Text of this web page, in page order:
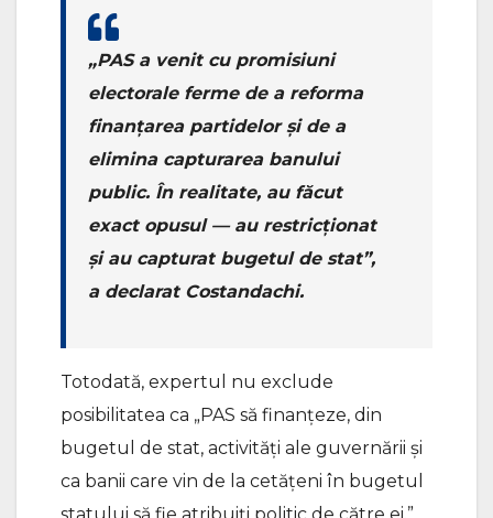
„PAS a venit cu promisiuni
electorale ferme de a reforma
finanțarea partidelor și de a
elimina capturarea banului
public. În realitate, au făcut
exact opusul — au restricționat
și au capturat bugetul de stat”,
a declarat Costandachi.
Totodată, expertul nu exclude
posibilitatea ca „PAS să finanțeze, din
bugetul de stat, activități ale guvernării și
ca banii care vin de la cetățeni în bugetul